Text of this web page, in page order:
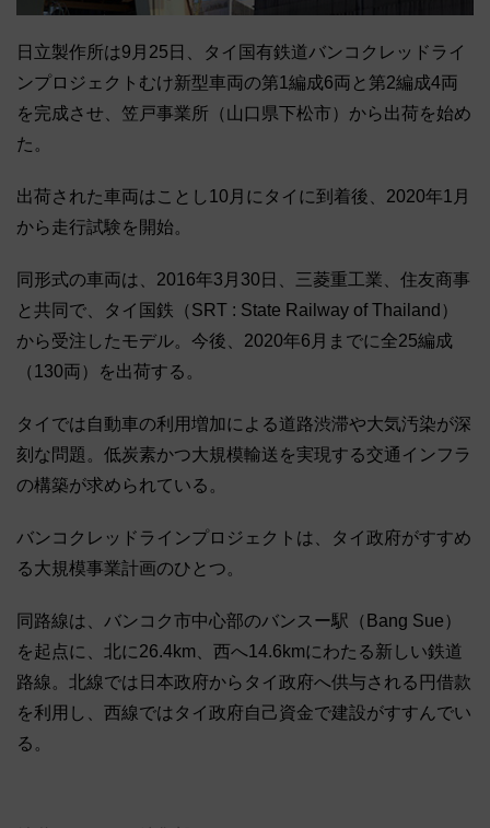
日立製作所は9月25日、タイ国有鉄道バンコクレッドライ
ンプロジェクトむけ新型車両の第1編成6両と第2編成4両
を完成させ、笠戸事業所（山口県下松市）から出荷を始め
た。
出荷された車両はことし10月にタイに到着後、2020年1月
から走行試験を開始。
同形式の車両は、2016年3月30日、三菱重工業、住友商事
と共同で、タイ国鉄（SRT : State Railway of Thailand）
から受注したモデル。今後、2020年6月までに全25編成
（130両）を出荷する。
タイでは自動車の利用増加による道路渋滞や大気汚染が深
刻な問題。低炭素かつ大規模輸送を実現する交通インフラ
の構築が求められている。
バンコクレッドラインプロジェクトは、タイ政府がすすめ
る大規模事業計画のひとつ。
同路線は、バンコク市中心部のバンスー駅（Bang Sue）
を起点に、北に26.4km、西へ14.6kmにわたる新しい鉄道
路線。北線では日本政府からタイ政府へ供与される円借款
を利用し、西線ではタイ政府自己資金で建設がすすんでい
る。